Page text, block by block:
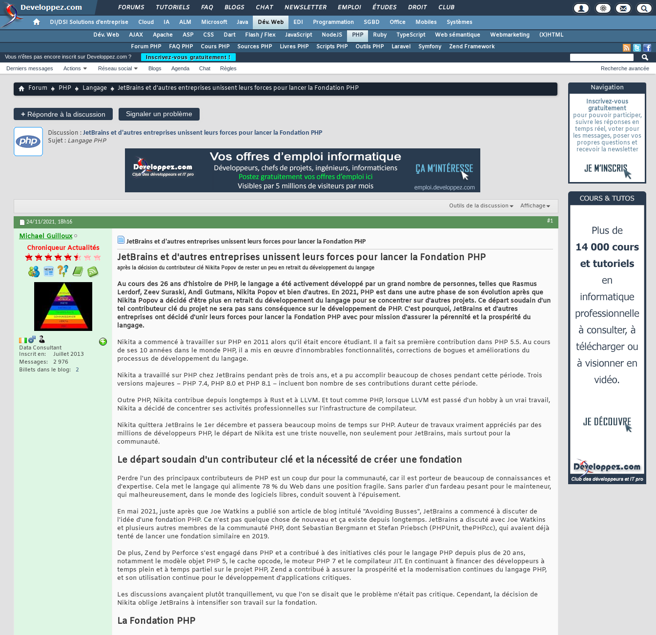
FORUMS TUTORIELS FAQ BLOGS CHAT NEWSLETTER EMPLOI ÉTUDES DROIT CLUB
DI/DSI Solutions d'entreprise Cloud IA ALM Microsoft Java Dév. Web EDI Programmation SGBD Office Mobiles
Systèmes
Dév. Web
AJAX Apache ASP CSS Dart Flash / Flex JavaScript NodeJS PHP Ruby TypeScript Web sémantique Webmarketing
(X)HTML
Forum PHP
FAQ PHP Cours PHP Sources PHP Livres PHP Scripts PHP Outils PHP Laravel Symfony Zend Framework
Navigation
Inscrivez-vous
gratuitement
pour pouvoir participer,
suivre les réponses en
temps réel, voter pour
les messages, poser vos
propres questions et
recevoir la newsletter
Vous n'êtes pas encore inscrit sur Developpez.com ?
Inscrivez-vous gratuitement !
Derniers messages
Actions Réseau social Blogs Agenda Chat Règles Recherche avancée
Forum PHP Langage JetBrains et d'autres entreprises unissent leurs forces pour lancer la Fondation PHP
+ Répondre à la discussion Signaler un problème
Discussion : JetBrains et d'autres entreprises unissent leurs forces pour lancer la Fondation PHP
Sujet : Langage PHP
Outils de la discussion Affichage
24/11/2021, 18h16 #1
Michael Guilloux
Chroniqueur Actualités
Data Consultant
Inscrit en
Juillet 2013
Messages
2 976
Billets dans le blog
2
JetBrains et d'autres entreprises unissent leurs forces pour lancer la Fondation PHP
JetBrains et d'autres entreprises unissent leurs forces pour lancer la Fondation PHP
après la décision du contributeur clé Nikita Popov de rester un peu en retrait du développement du langage
Au cours des 26 ans d'histoire de PHP, le langage a été activement développé par un grand nombre de personnes, telles que Rasmus
Lerdorf, Zeev Suraski, Andi Gutmans, Nikita Popov et bien d'autres. En 2021, PHP est dans une autre phase de son évolution après que
Nikita Popov a décidé d'être plus en retrait du développement du langage pour se concentrer sur d'autres projets. Ce départ soudain d'un
tel contributeur clé du projet ne sera pas sans conséquence sur le développement de PHP. C'est pourquoi, JetBrains et d'autres
entreprises ont décidé d'unir leurs forces pour lancer la Fondation PHP avec pour mission d'assurer la pérennité et la prospérité du
langage.
Nikita a commencé à travailler sur PHP en 2011 alors qu'il était encore étudiant. Il a fait sa première contribution dans PHP 5.5. Au cours
de ses 10 années dans le monde PHP, il a mis en œuvre d'innombrables fonctionnalités, corrections de bogues et améliorations du
processus de développement du langage.
Nikita a travaillé sur PHP chez JetBrains pendant près de trois ans, et a pu accomplir beaucoup de choses pendant cette période. Trois
versions majeures – PHP 7.4, PHP 8.0 et PHP 8.1 – incluent bon nombre de ses contributions durant cette période.
Outre PHP, Nikita contribue depuis longtemps à Rust et à LLVM. Et tout comme PHP, lorsque LLVM est passé d'un hobby à un vrai travail,
Nikita a décidé de concentrer ses activités professionnelles sur l'infrastructure de compilateur.
Nikita quittera JetBrains le 1er décembre et passera beaucoup moins de temps sur PHP. Auteur de travaux vraiment appréciés par des
millions de développeurs PHP, le départ de Nikita est une triste nouvelle, non seulement pour JetBrains, mais surtout pour la
communauté.
Le départ soudain d'un contributeur clé et la nécessité de créer une fondation
Perdre l'un des principaux contributeurs de PHP est un coup dur pour la communauté, car il est porteur de beaucoup de connaissances et
d'expertise. Cela met le langage qui alimente 78 % du Web dans une position fragile. Sans parler d'un fardeau pesant pour le mainteneur,
qui malheureusement, dans le monde des logiciels libres, conduit souvent à l'épuisement.
En mai 2021, juste après que Joe Watkins a publié son article de blog intitulé "Avoiding Busses", JetBrains a commencé à discuter de
l'idée d'une fondation PHP. Ce n'est pas quelque chose de nouveau et ça existe depuis longtemps. JetBrains a discuté avec Joe Watkins
et plusieurs autres membres de la communauté PHP, dont Sebastian Bergmann et Stefan Priebsch (PHPUnit, thePHP.cc), qui avaient déjà
tenté de lancer une fondation similaire en 2019.
De plus, Zend by Perforce s'est engagé dans PHP et a contribué à des initiatives clés pour le langage PHP depuis plus de 20 ans,
notamment le modèle objet PHP 5, le cache opcode, le moteur PHP 7 et le compilateur JIT. En continuant à financer des développeurs à
temps plein et à temps partiel sur le projet PHP, Zend a contribué à assurer la prospérité et la modernisation continues du langage PHP,
et son utilisation continue pour le développement d'applications critiques.
Les discussions avançaient plutôt tranquillement, vu que l'on se disait que le problème n'était pas critique. Cependant, la décision de
Nikita oblige JetBrains à intensifier son travail sur la fondation.
La Fondation PHP